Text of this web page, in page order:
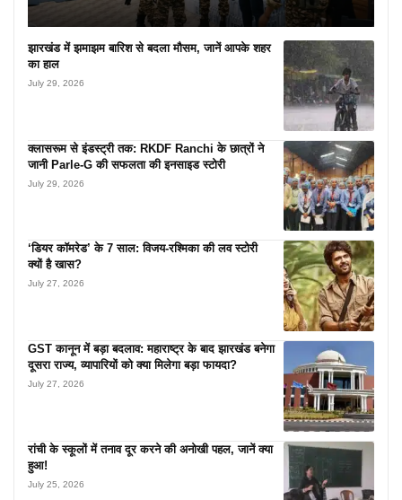
झारखंड में झमाझम बारिश से बदला मौसम, जानें आपके शहर
का हाल
July 29, 2026
क्लासरूम से इंडस्ट्री तक: RKDF Ranchi के छात्रों ने
जानी Parle-G की सफलता की इनसाइड स्टोरी
July 29, 2026
‘डियर कॉमरेड’ के 7 साल: विजय-रश्मिका की लव स्टोरी
क्यों है खास?
July 27, 2026
GST कानून में बड़ा बदलाव: महाराष्ट्र के बाद झारखंड बनेगा
दूसरा राज्य, व्यापारियों को क्या मिलेगा बड़ा फायदा?
July 27, 2026
रांची के स्कूलों में तनाव दूर करने की अनोखी पहल, जानें क्या
हुआ!
July 25, 2026